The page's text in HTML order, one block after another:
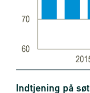
Indtjening på